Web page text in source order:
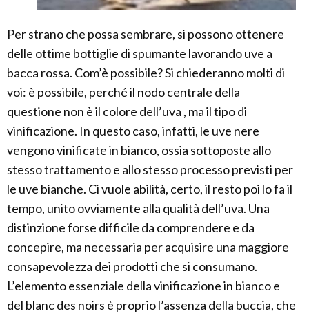
Per strano che possa sembrare, si possono ottenere
delle ottime bottiglie di spumante lavorando uve a
bacca rossa. Com’è possibile? Si chiederanno molti di
voi: è possibile, perché il nodo centrale della
questione non è il colore dell’uva , ma il tipo di
vinificazione. In questo caso, infatti, le uve nere
vengono vinificate in bianco, ossia sottoposte allo
stesso trattamento e allo stesso processo previsti per
le uve bianche. Ci vuole abilità, certo, il resto poi lo fa il
tempo, unito ovviamente alla qualità dell’uva. Una
distinzione forse difficile da comprendere e da
concepire, ma necessaria per acquisire una maggiore
consapevolezza dei prodotti che si consumano.
L’elemento essenziale della vinificazione in bianco e
del blanc des noirs è proprio l’assenza della buccia, che